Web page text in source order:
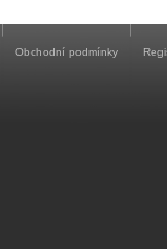
Obchodní podmínky